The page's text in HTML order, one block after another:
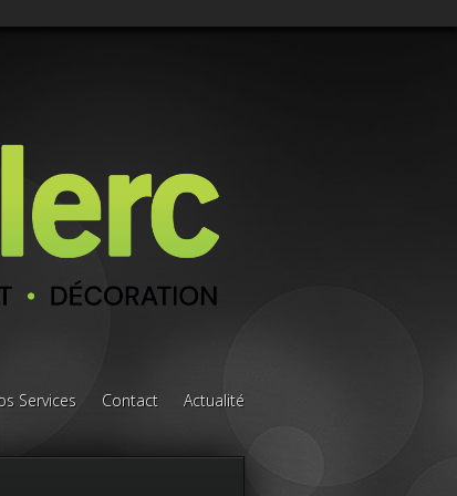
Services Contact Actualité